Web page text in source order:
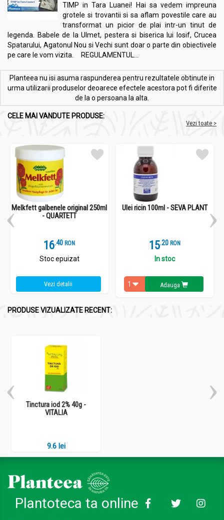
TIMP in Tara Luanei! Hai sa vedem impreuna
grotele si trovantii si sa aflam povestile care au
transformat un picior de plai intr-un tinut de
legenda. Babele de la Ulmet, pestera si biserica lui Iosif, Crucea
Spatarului, Agatonul Nou si Vechi sunt doar o parte din obiectivele
pe care le vom vizita. REGULAMENTUL...
Planteea nu isi asuma raspunderea pentru rezultatele obtinute in
urma utilizarii produselor deoarece efectele acestora pot fi diferite
de la o persoana la alta.
CELE MAI VANDUTE PRODUSE:
Vezi toate >
Melkfett galbenele original 250ml
- QUARTETT
16.4 RON
Stoc epuizat
Vezi detalii
Ulei ricin 100ml - SEVA PLANT
15.2 RON
In stoc
Adauga
PRODUSE VIZUALIZATE RECENT:
Tinctura iod 2% 40g -
VITALIA
9.6 lei
Plantoteca ta online